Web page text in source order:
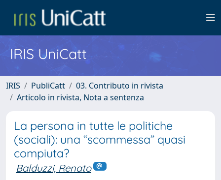
IRIS UniCatt
IRIS PubliCatt
03. Contributo in rivista
Articolo in rivista, Nota a sentenza
La persona in tutte le politiche
(sociali): una “scommessa” quasi
compiuta?
Balduzzi, Renato